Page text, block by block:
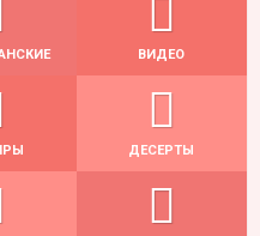
ВИДЕО
ДЕСЕРТЫ